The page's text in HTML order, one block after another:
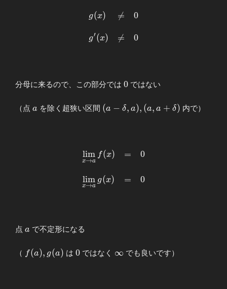
\begin{array}
\displaystyle
(x)&≠&0
\end{array}
g(x)
g′(x)

=

=
0
0
分母に来るので、この部分では 0
0 ではない
（点 a
a を除く超狭い区間 (a-δ,a),
(a − δ, a), (a, a + δ) 内で）
\begin{array}
{llllll}
\displaystyle
\lim_{x\to
\lim_{x\to
\end{array}
x→a
lim f(x)
x→a
lim g(x)
=
=
0
0
点 a
a で不定形になる
（ f(a),g(a)
f(a), g(a) は 0
0ではなく \infty
∞ でも良いです）